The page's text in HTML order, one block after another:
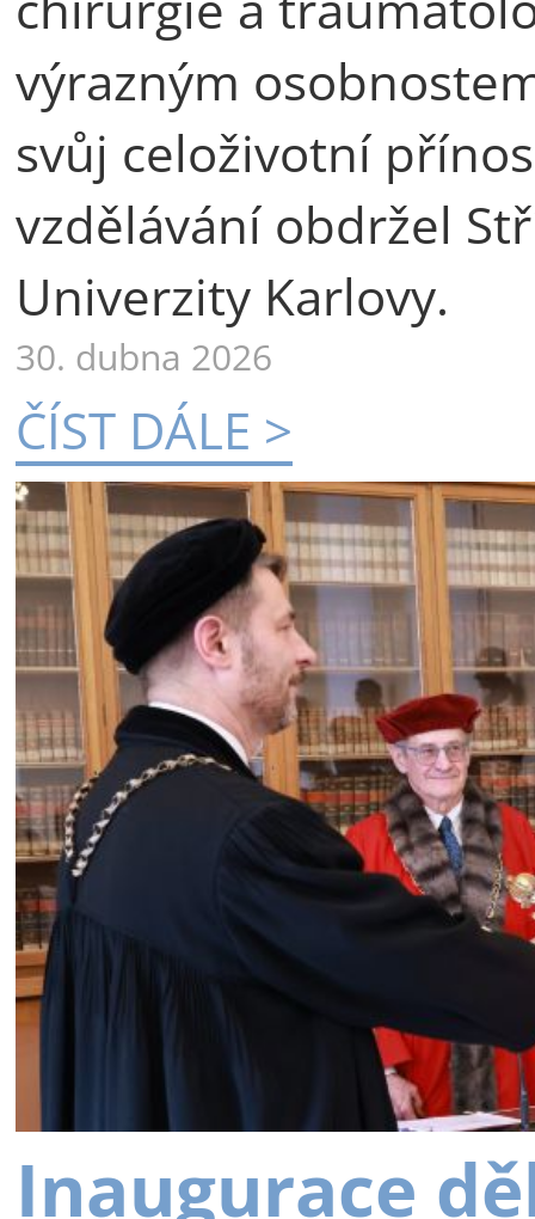
výrazným
svůj celoživotní
vzdělávání obdržel
Univerzity Karlovy.
30. dubna 2026
ČÍST DÁLE >
Inaugurace